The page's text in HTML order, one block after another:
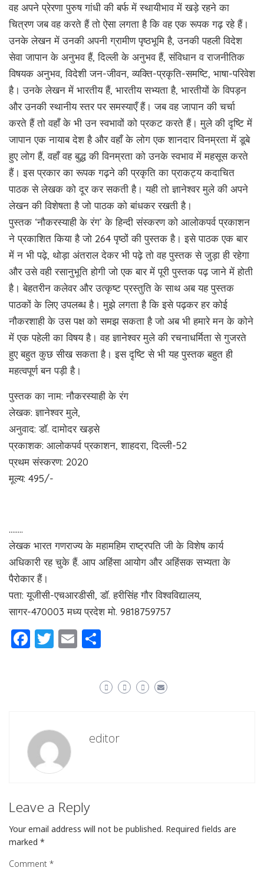
वह अपने प्रेरणा पुरुष गांधी की बर्फ में स्थायीभाव में खड़े रहने का
चित्रण जब वह करते हैं तो ऐसा लगता है कि वह एक रूपक गढ़ रहे हैं।
उनके लेखन में उनकी अपनी ग्रामीण पृष्ठभूमि है, उनकी पहली विदेश
सेवा जापान के अनुभव हैं, दिल्ली के अनुभव हैं, संविधान व राजनीतिक
विषयक अनुभव, विदेशी जन-जीवन, व्यक्ति-प्रकृति-समष्टि, भाषा-परिवेश
है। उनके लेखन में भारतीय हैं, भारतीय सभ्यता है, भारतीयों के विपड़न
और उनकी स्थानीय स्तर पर समस्याएँ हैं। जब वह जापान की चर्चा
करते हैं तो वहाँ के भी उन स्वभावों को प्रकट करते हैं। मुले की दृष्टि में
जापान एक नायाब देश है और वहाँ के लोग एक शानदार विनम्रता में डूबे
हुए लोग हैं, वहाँ वह बुद्ध की विनम्रता को उनके स्वभाव में महसूस करते
हैं। इस प्रकार का रूपक गढ़ने की प्रकृति का प्राकट्य कदाचित
पाठक से लेखक को दूर कर सकती है। यही तो ज्ञानेश्वर मुले की अपने
लेखन की विशेषता है जो पाठक को बांधकर रखती है।
पुस्तक ‘नौकरस्याही के रंग’ के हिन्दी संस्करण को आलोकपर्व प्रकाशन
ने प्रकाशित किया है जो 264 पृष्ठों की पुस्तक है। इसे पाठक एक बार
में न भी पढ़े, थोड़ा अंतराल देकर भी पढ़े तो वह पुस्तक से जुड़ा ही रहेगा
और उसे वही रसानुभूति होगी जो एक बार में पूरी पुस्तक पढ़ जाने में होती
है। बेहतरीन कलेवर और उत्कृष्ट प्रस्तुति के साथ अब यह पुस्तक
पाठकों के लिए उपलब्ध है। मुझे लगता है कि इसे पढ़कर हर कोई
नौकरशाही के उस पक्ष को समझ सकता है जो अब भी हमारे मन के कोने
में एक पहेली का विषय है। वह ज्ञानेश्वर मुले की रचनाधर्मिता से गुजरते
हुए बहुत कुछ सीख सकता है। इस दृष्टि से भी यह पुस्तक बहुत ही
महत्वपूर्ण बन पड़ी है।
पुस्तक का नाम: नौकरस्याही के रंग
लेखक: ज्ञानेश्वर मुले,
अनुवाद: डॉ. दामोदर खड़से
प्रकाशक: आलोकपर्व प्रकाशन, शाहदरा, दिल्ली-52
प्रथम संस्करण: 2020
मूल्य: 495/-
……..
लेखक भारत गणराज्य के महामहिम राष्ट्रपति जी के विशेष कार्य
अधिकारी रह चुके हैं. आप अहिंसा आयोग और अहिंसक सभ्यता के
पैरोकार हैं।
पता: यूजीसी-एचआरडीसी, डॉ. हरीसिंह गौर विश्वविद्यालय,
सागर-470003 मध्य प्रदेश मो. 9818759757
Facebook
Twitter
Email
editor
Leave a Reply
Your email address will not be published. Required fields are
marked *
Comment *